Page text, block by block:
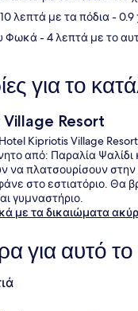
λεπτά με τα πόδια- 0.9
Φωκά- 4 λεπτά με το
για το
Resort
Kipriotis Village
από: Παραλία
να πλατσουρίσουν στην
στο εστιατόριο. Θα
γυμναστήριο.
με τα δικαιώματα
για αυτό